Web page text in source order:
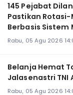
145 Pejabat
Pastikan Rotasi-
Berbasis Sistem
Rabu, 05 Agu 2026
Belanja Hemat
Jalasenastri TNI
Rabu, 05 Agu 2026